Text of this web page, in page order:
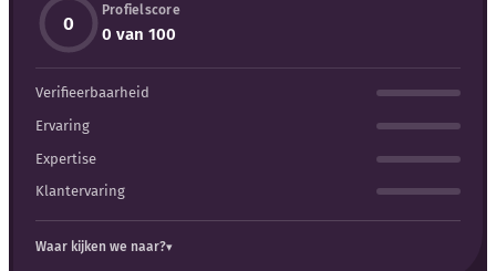
Externe bronnen
Woordenboek
Auteurs
0
Profielscore
0 van 100
Verifieerbaarheid
Ervaring
Expertise
Klantervaring
Waar kijken we naar?